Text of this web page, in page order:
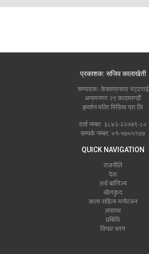
प्रकाशक: सजिव कालाखेती
सम्पादकः केशवप्रसाद भट्टराई
अनामनगर २९ काठमाण्डौं
इमर्शन मल्टि मिडिया प्रा लि
दर्ता नम्बर: ३८४२-२२०७९-८०
सम्पर्क नम्बर: ०१-५७०५१४७
QUICK NAVIGATION
राजनीति
देश
अर्थ बाणिज्य
खेलकुद
कला सहित्य मनोरंजन
अपराध
प्रबिधि
विचार ब्लग